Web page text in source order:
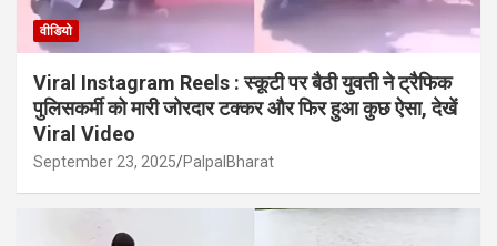
वीडियो
Viral Instagram Reels : स्कूटी पर बैठी युवती ने ट्रैफिक
पुलिसकर्मी को मारी जोरदार टक्कर और फिर हुआ कुछ ऐसा, देखें
Viral Video
September 23, 2025 PalpalBharat